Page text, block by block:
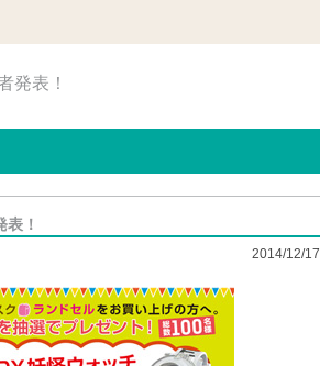
発表！
！
2014/12/17